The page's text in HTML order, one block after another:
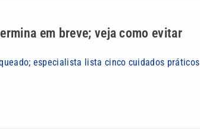
em breve; veja como evitar
especialista lista cinco cuidados práticos